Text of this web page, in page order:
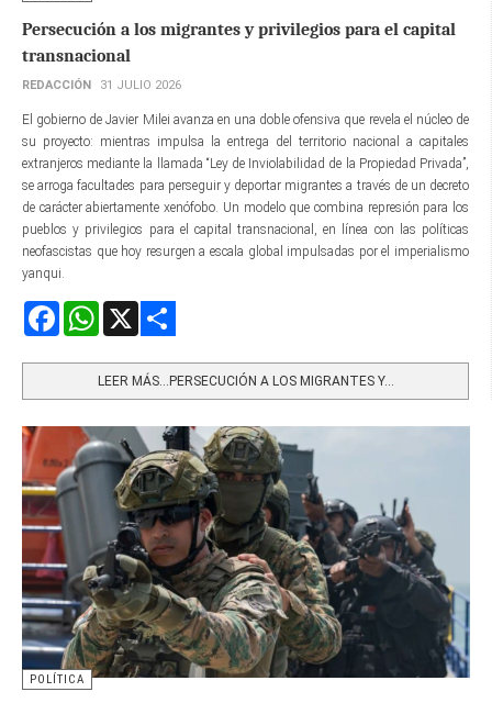
Persecución a los migrantes y privilegios para el capital
transnacional
REDACCIÓN 31 JULIO 2026
El gobierno de Javier Milei avanza en una doble ofensiva que revela el núcleo de
su proyecto: mientras impulsa la entrega del territorio nacional a capitales
extranjeros mediante la llamada “Ley de Inviolabilidad de la Propiedad Privada”,
se arroga facultades para perseguir y deportar migrantes a través de un decreto
de carácter abiertamente xenófobo. Un modelo que combina represión para los
pueblos y privilegios para el capital transnacional, en línea con las políticas
neofascistas que hoy resurgen a escala global impulsadas por el imperialismo
yanqui.
FacebookWhatsApp
LEER MÁS…PERSECUCIÓN A LOS MIGRANTES Y...
POLÍTICA